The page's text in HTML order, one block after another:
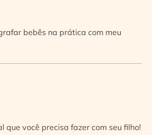
bebês na prática com meu
que você precisa fazer com seu filho!